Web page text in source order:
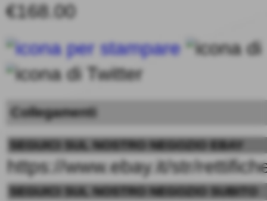
€168.00
Collegamenti
SEGUICI SUL NOSTRO NEGOZIO EBAY
https://www.ebay.it/str/
SEGUICI SUL NOSTRO NEGOZIO SUBITO